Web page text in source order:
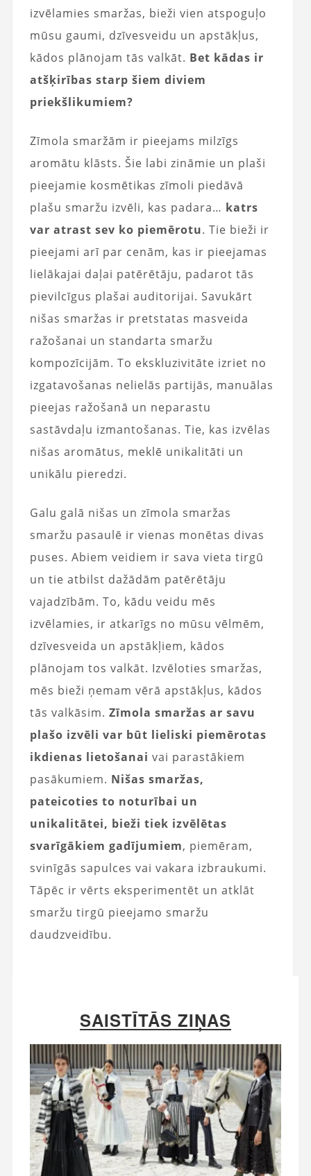
izvēlamies smaržas, bieži vien atspoguļo
mūsu gaumi, dzīvesveidu un apstākļus,
kādos plānojam tās valkāt. Bet kādas ir
atšķirības starp šiem diviem
priekšlikumiem?
Zīmola smaržām ir pieejams milzīgs
aromātu klāsts. Šie labi zināmie un plaši
pieejamie kosmētikas zīmoli piedāvā
plašu smaržu izvēli, kas padara… katrs
var atrast sev ko piemērotu. Tie bieži ir
pieejami arī par cenām, kas ir pieejamas
lielākajai daļai patērētāju, padarot tās
pievilcīgus plašai auditorijai. Savukārt
nišas smaržas ir pretstatas masveida
ražošanai un standarta smaržu
kompozīcijām. To ekskluzivitāte izriet no
izgatavošanas nelielās partijās, manuālas
pieejas ražošanā un neparastu
sastāvdaļu izmantošanas. Tie, kas izvēlas
nišas aromātus, meklē unikalitāti un
unikālu pieredzi.
Galu galā nišas un zīmola smaržas
smaržu pasaulē ir vienas monētas divas
puses. Abiem veidiem ir sava vieta tirgū
un tie atbilst dažādām patērētāju
vajadzībām. To, kādu veidu mēs
izvēlamies, ir atkarīgs no mūsu vēlmēm,
dzīvesveida un apstākļiem, kādos
plānojam tos valkāt. Izvēloties smaržas,
mēs bieži ņemam vērā apstākļus, kādos
tās valkāsim. Zīmola smaržas ar savu
plašo izvēli var būt lieliski piemērotas
ikdienas lietošanai vai parastākiem
pasākumiem. Nišas smaržas,
pateicoties to noturībai un
unikalitātei, bieži tiek izvēlētas
svarīgākiem gadījumiem, piemēram,
svinīgās sapulces vai vakara izbraukumi.
Tāpēc ir vērts eksperimentēt un atklāt
smaržu tirgū pieejamo smaržu
daudzveidību.
SAISTĪTĀS ZIŅAS